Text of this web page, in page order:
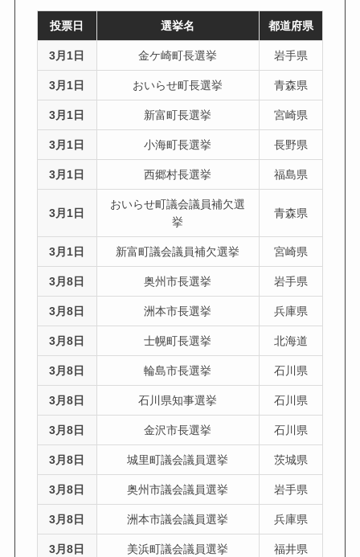
投票日 選挙名 都道府県
3月1日 金ケ崎町長選挙 岩手県
3月1日 おいらせ町長選挙 青森県
3月1日 新富町長選挙 宮崎県
3月1日 小海町長選挙 長野県
3月1日 西郷村長選挙 福島県
3月1日
おいらせ町議会議員補欠選
挙
青森県
3月1日 新富町議会議員補欠選挙 宮崎県
3月8日 奥州市長選挙 岩手県
3月8日 洲本市長選挙 兵庫県
3月8日 士幌町長選挙 北海道
3月8日 輪島市長選挙 石川県
3月8日 石川県知事選挙 石川県
3月8日 金沢市長選挙 石川県
3月8日 城里町議会議員選挙 茨城県
3月8日 奥州市議会議員選挙 岩手県
3月8日 洲本市議会議員選挙 兵庫県
3月8日 美浜町議会議員選挙 福井県